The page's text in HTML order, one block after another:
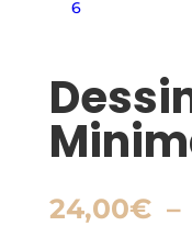
24,00€ –